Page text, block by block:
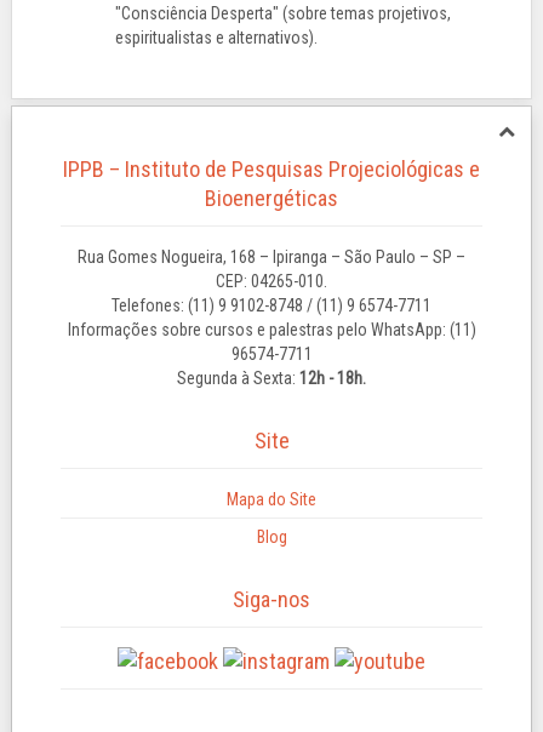
"Consciência Desperta" (sobre temas projetivos,
espiritualistas e alternativos).
IPPB – Instituto de Pesquisas Projeciológicas e
Bioenergéticas
Rua Gomes Nogueira, 168 – Ipiranga – São Paulo – SP –
CEP: 04265-010.
Telefones: (11) 9 9102-8748 / (11) 9 6574-7711
Informações sobre cursos e palestras pelo WhatsApp: (11)
96574-7711
Segunda à Sexta: 12h - 18h.
Site
Mapa do Site
Blog
Siga-nos